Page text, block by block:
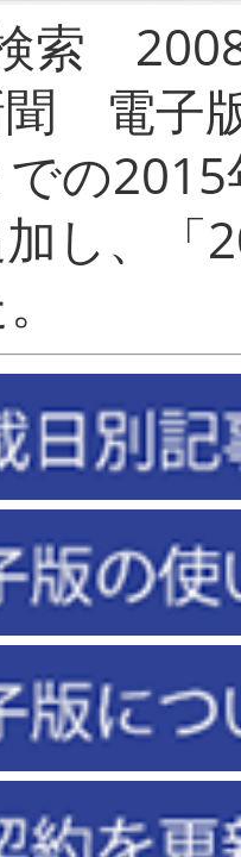
索
電子
の
し、「
し